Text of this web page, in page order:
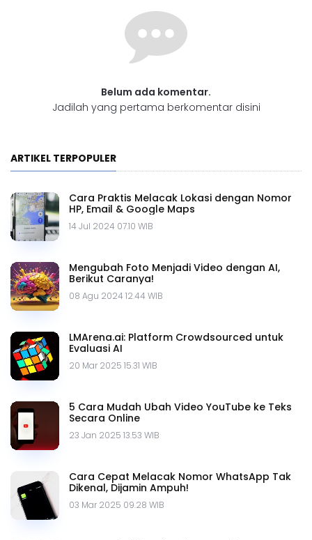
Belum ada komentar.
Jadilah yang pertama berkomentar disini
ARTIKEL TERPOPULER
Cara Praktis Melacak Lokasi dengan Nomor
HP, Email & Google Maps
14 Jul 2024 07.10 WIB
Mengubah Foto Menjadi Video dengan AI,
Berikut Caranya!
08 Agu 2024 12.44 WIB
LMArena.ai: Platform Crowdsourced untuk
Evaluasi AI
20 Mar 2025 15.31 WIB
5 Cara Mudah Ubah Video YouTube ke Teks
Secara Online
23 Jan 2025 13.53 WIB
Cara Cepat Melacak Nomor WhatsApp Tak
Dikenal, Dijamin Ampuh!
03 Mar 2025 09.28 WIB